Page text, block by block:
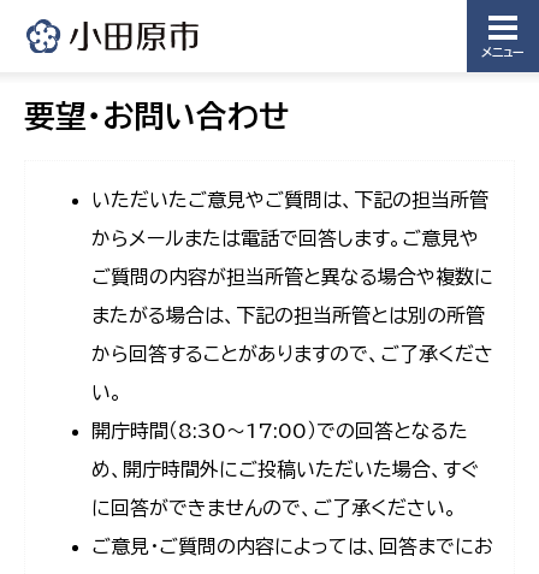
メニュー
要望・お問い合わせ
いただいたご意見やご質問は、下記の担当所管
からメールまたは電話で回答します。ご意見や
ご質問の内容が担当所管と異なる場合や複数に
またがる場合は、下記の担当所管とは別の所管
から回答することがありますので、ご了承くださ
い。
開庁時間（8:30〜17:00）での回答となるた
め、開庁時間外にご投稿いただいた場合、すぐ
に回答ができませんので、ご了承ください。
ご意見・ご質問の内容によっては、回答までにお